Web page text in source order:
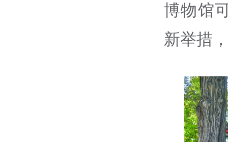
博物馆
新举措